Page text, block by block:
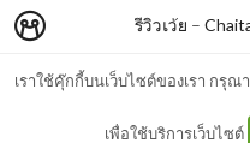
เราใช้คุ๊กกี้บนเว็บไซต์ของเรา กรุ
เพื่อใช้บริการเว็บไซต์
รีวิวเว้ย –